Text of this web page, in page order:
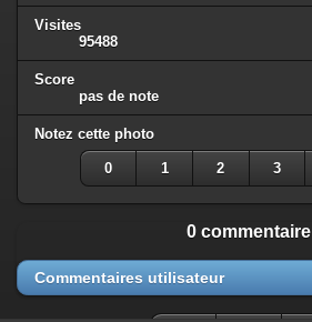
Visites
95488
Score
pas de note
Notez cette photo
0 1 2 3
0 commentaire
Commentaires utilisateur